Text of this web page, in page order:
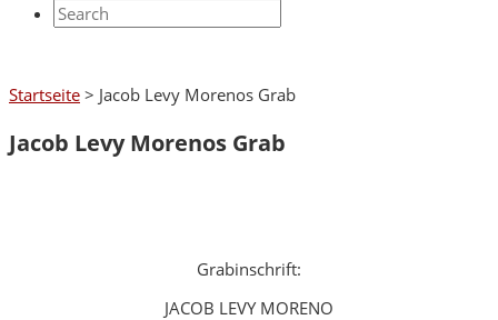
Startseite > Jacob Levy Morenos Grab
Jacob Levy Morenos Grab
Grabinschrift:
JACOB LEVY MORENO